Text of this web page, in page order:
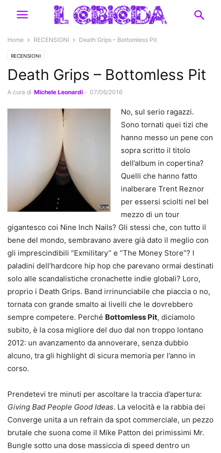
Home RECENSIONI Death Grips – Bottomless Pit
RECENSIONI
Death Grips – Bottomless Pit
A cura di Michele Leonardi - 07/06/2016
No, sul serio ragazzi.
Sono tornati quei tizi che
hanno messo un pene con
sopra scritto il titolo
dell’album in copertina?
Quelli che hanno fatto
inalberare Trent Reznor
per essersi sciolti nel bel
mezzo di un tour
gigantesco coi Nine Inch Nails? Gli stessi che, con tutto il
bene del mondo, sembravano avere già dato il meglio con
gli imprescindibili “Exmilitary” e “The Money Store”? I
paladini dell’hardcore hip hop che parevano ormai destinati
solo alle scandalistiche cronachette indie globali? Loro,
proprio i Death Grips. Band irrinunciabile che piaccia o no,
tornata con grande smalto ai livelli che le dovrebbero
sempre competere. Perché Bottomless Pit, diciamolo
subito, è la cosa migliore del duo dal non troppo lontano
2012: un avanzamento da annoverare, senza dubbio
alcuno, tra gli highlight di sicura memoria per l’anno in
corso.
Prendetevi tre minuti per ascoltare la traccia d’apertura:
Giving Bad People Good Ideas. La velocità e la rabbia dei
Converge unita a un refrain da spot commerciale, un pezzo
brutale che suona come il Mike Patton dei primissimi Mr.
Bungle sotto una dose massiccia di speed dentro un